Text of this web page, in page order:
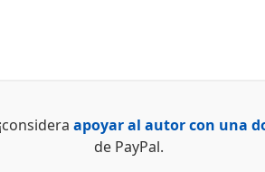
apoyar al autor con una
de PayPal.